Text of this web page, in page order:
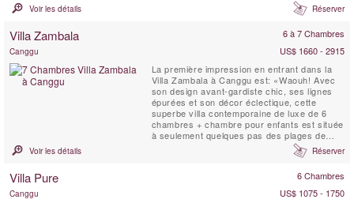
personnel professionnel pour choyer les
clients de la villa. Les propriétés comme la
Sungai Tinggi Beach Villa peut également
Voir les détails Réserver
Villa Zambala 6 à 7 Chambres
Canggu
US$ 1660 - 2915
La première impression en entrant dans la
Villa Zambala à Canggu est: «Waouh! Avec
son design avant-gardiste chic, ses lignes
épurées et son décor éclectique, cette
superbe villa contemporaine de luxe de 6
chambres + chambre pour enfants est située
à seulement quelques pas des plages de
sable de Berawa Beach à Canggu. La Villa
Zambala constitue un nouvel ajout locatif
Parfait pour les familles ou les groupes
Voir les détails Réserver
Villa Pure 6 Chambres
Canggu
US$ 1075 - 1750